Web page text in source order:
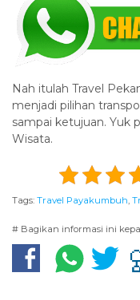
Nah itulah Travel
menjadi pilihan
sampai ketujuan. Yuk
Wisata.
Tags: Travel Payakumbuh,
# Bagikan informasi ini